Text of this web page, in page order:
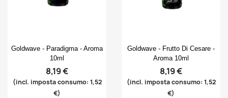
 Anteprima
Goldwave - Paradigma - Aroma
10ml
8,19 €
(incl. imposta consumo: 1,52
€)
Anteprima
Goldwave - Frutto Di Cesare -
Aroma 10ml
8,19 €
(incl. imposta consumo: 1,52
€)